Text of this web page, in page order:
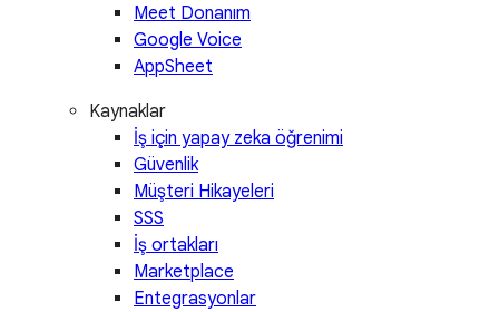
Meet Donanım
Google Voice
AppSheet
Kaynaklar
İş için yapay zeka öğrenimi
Güvenlik
Müşteri Hikayeleri
SSS
İş ortakları
Marketplace
Entegrasyonlar